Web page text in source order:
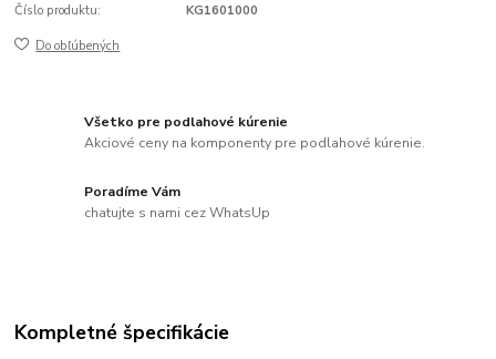
Číslo produktu: KG1601000
Do obľúbených
Všetko pre podlahové kúrenie
Akciové ceny na komponenty pre podlahové kúrenie.
Poradíme Vám
chatujte s nami cez WhatsUp
Kompletné špecifikácie